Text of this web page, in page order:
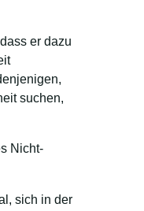
er dazu
suchen,
Nicht-
sich in der